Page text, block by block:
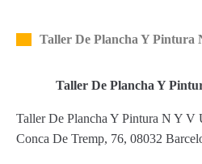
Taller De Plancha Y Pintura
Taller De Plancha Y
Taller De Plancha Y Pintura N Y V
Conca De Tremp, 76, 08032